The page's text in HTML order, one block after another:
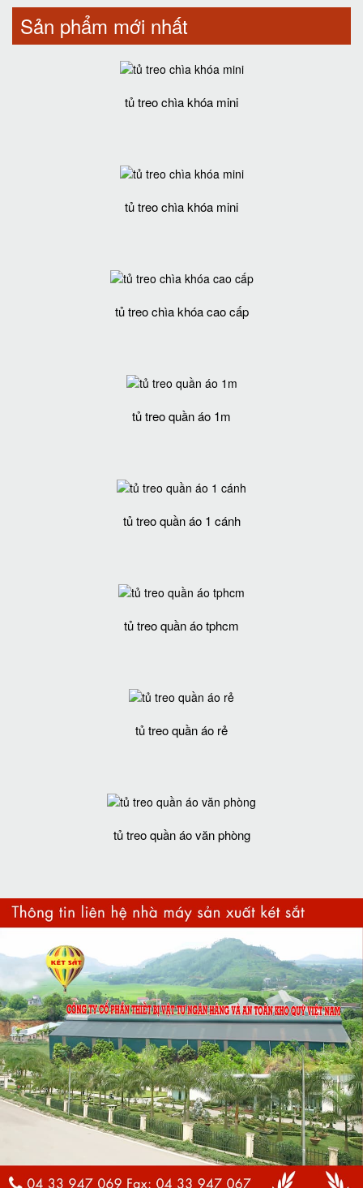
Sản phẩm mới nhất
tủ treo chìa khóa mini
tủ treo chìa khóa mini
tủ treo chìa khóa cao cấp
tủ treo quần áo 1m
tủ treo quần áo 1 cánh
tủ treo quần áo tphcm
tủ treo quần áo rẻ
tủ treo quần áo văn phòng